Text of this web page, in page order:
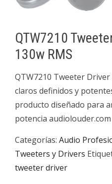
QTW7210
130w RMS
QTW7210 Tweeter Driver
claros definidos y
producto diseñado para
potencia audiolouder.com
Categorías: Audio
Tweeters y Drivers
tweeter driver